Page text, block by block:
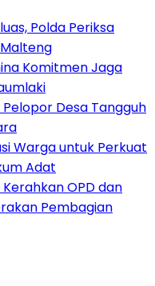
Polda Periksa
Komitmen Jaga
Desa Tangguh
Warga untuk Perkuat
Adat
OPD dan
Pembagian